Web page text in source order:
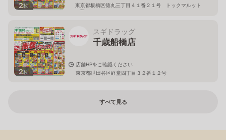
2枚
東京都板橋区徳丸三丁目４１番２１号 トックマルット
１階
2枚
スギドラッグ
千歳船橋店
店舗HPをご確認ください
東京都世田谷区経堂四丁目３２番１２号
すべて見る